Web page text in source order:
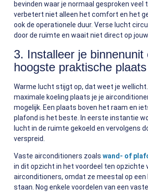
bevinden waar je normaal gesproken veel
verbetert niet alleen het comfort en het
ook de operationele duur. Verse lucht
door de ruimte en waait niet direct op
3. Installeer je binnenunit
hoogste praktische plaats
Warme lucht stijgt op, dat weet je
maximale koeling plaats je je
mogelijk. Een plaats boven het raam en
plafond is het beste. In eerste instantie
lucht in de ruimte gekoeld en vervolgens
verspreid.
Vaste airconditioners zoals wand- of
in dit opzicht in het voordeel ten opzichte
airconditioners, omdat ze meestal op een
staan. Nog enkele voordelen van een